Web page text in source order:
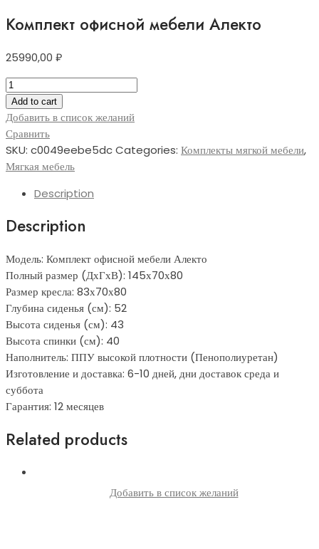
Комплект офисной мебели Алекто
25990,00 ₽
Комплект
офисной
мебели
Алекто
quantity
Add to cart
Добавить в список желаний
Сравнить
SKU: c0049eebe5dcCategories: Комплекты мягкой мебели,
Мягкая мебель
Description
Description
Модель: Комплект офисной мебели Алекто
Полный размер (ДхГхВ): 145х70х80
Размер кресла: 83х70х80
Глубина сиденья (см): 52
Высота сиденья (см): 43
Высота спинки (см): 40
Наполнитель: ППУ высокой плотности (Пенополиуретан)
Изготовление и доставка: 6-10 дней, дни доставок среда и
суббота
Гарантия: 12 месяцев
Related products
Добавить в список желаний